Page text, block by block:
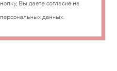
Вы даете согласие на
данных.